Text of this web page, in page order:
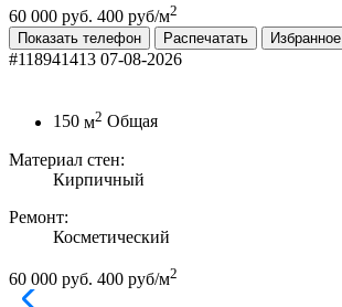
60 000 руб. 400 руб/м2
Показать телефон
Распечатать Избранное
#118941413 07-08-2026
150 м2 Общая
Материал стен:
Кирпичный
Ремонт:
Косметический
60 000 руб. 400 руб/м2